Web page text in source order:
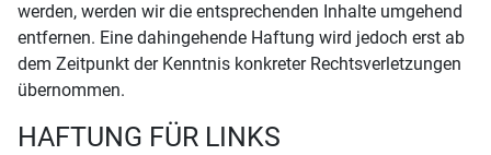
werden, werden wir die entsprechenden Inhalte umgehend
entfernen. Eine dahingehende Haftung wird jedoch erst ab
dem Zeitpunkt der Kenntnis konkreter Rechtsverletzungen
übernommen.
HAFTUNG FÜR LINKS